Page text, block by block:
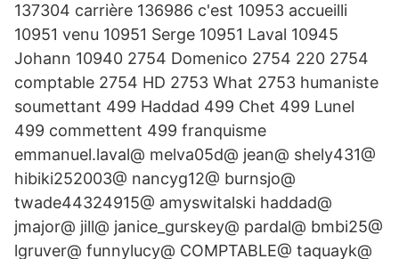
137304 carrière 136986 c'est 10953 accueilli
10951 venu 10951 Serge 10951 Laval 10945
Johann 10940 2754 Domenico 2754 220 2754
comptable 2754 HD 2753 What 2753 humaniste
soumettant 499 Haddad 499 Chet 499 Lunel
499 commettent 499 franquisme
emmanuel.laval@ melva05d@ jean@ shely431@
hibiki252003@ nancyg12@ burnsjo@
twade44324915@ amyswitalski haddad@
jmajor@ jill@ janice_gurskey@ pardal@ bmbi25@
lgruver@ funnylucy@ COMPTABLE@ taquayk@